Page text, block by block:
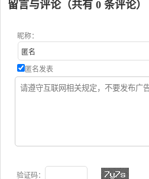
留言与评论（共有 0 条评论）
昵称：
匿名发表
验证码：